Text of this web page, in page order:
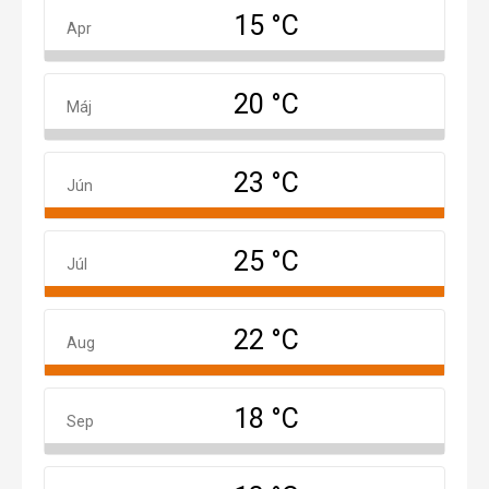
Apríl
Apr 15 °C
Máj
Máj 20 °C
Jún
Jún 23 °C
Júl
Júl 25 °C
August
Aug 22 °C
September
Sep 18 °C